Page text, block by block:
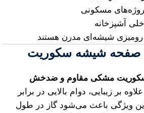
مسکونی
آشپزخانه
رومیزی شیشه‌ای مدرن هستند
صفحه شیشه سکوریت
مشکی مقاوم و ضدخش
بر زیبایی، دوام بالایی در برابر
ویژگی باعث می‌شود گاز در طول